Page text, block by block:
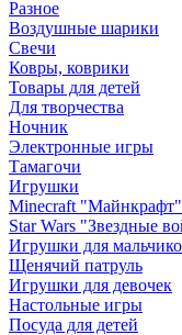
Разное
Воздушные шарики
Свечи
Ковры, коврики
Товары для детей
Для творчества
Ночник
Электронные игры
Тамагочи
Игрушки
Minecraft "Майнкрафт"
Star Wars "Звездные
Игрушки для
Щенячий патруль
Игрушки для девочек
Настольные игры
Посуда для детей